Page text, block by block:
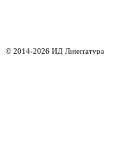
© 2014-2026 ИД Лиterraтура